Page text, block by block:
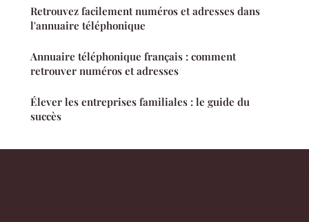
Retrouvez facilement numéros et adresses dans
l'annuaire téléphonique
Annuaire téléphonique français : comment
retrouver numéros et adresses
Élever les entreprises familiales : le guide du
succès